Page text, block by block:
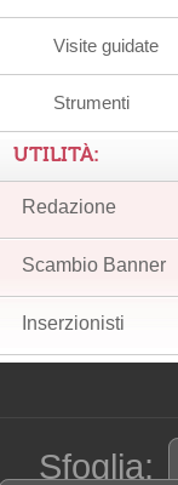
Visite guidate
Strumenti
UTILITÀ:
Redazione
Scambio Banner
Inserzionisti
Sfoglia: